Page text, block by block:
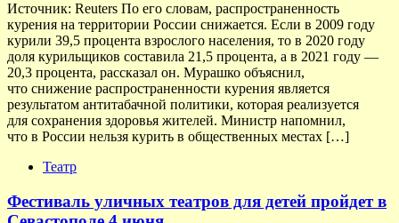
Источник: Reuters По его словам, распространенность
курения на территории России снижается. Если в 2009 году
курили 39,5 процента взрослого населения, то в 2020 году
доля курильщиков составила 21,5 процента, а в 2021 году —
20,3 процента, рассказал он. Мурашко объяснил,
что снижение распространенности курения является
результатом антитабачной политики, которая реализуется
для сохранения здоровья жителей. Министр напомнил,
что в России нельзя курить в общественных местах […]
Театр
Фестиваль уличных театров для детей пройдет в